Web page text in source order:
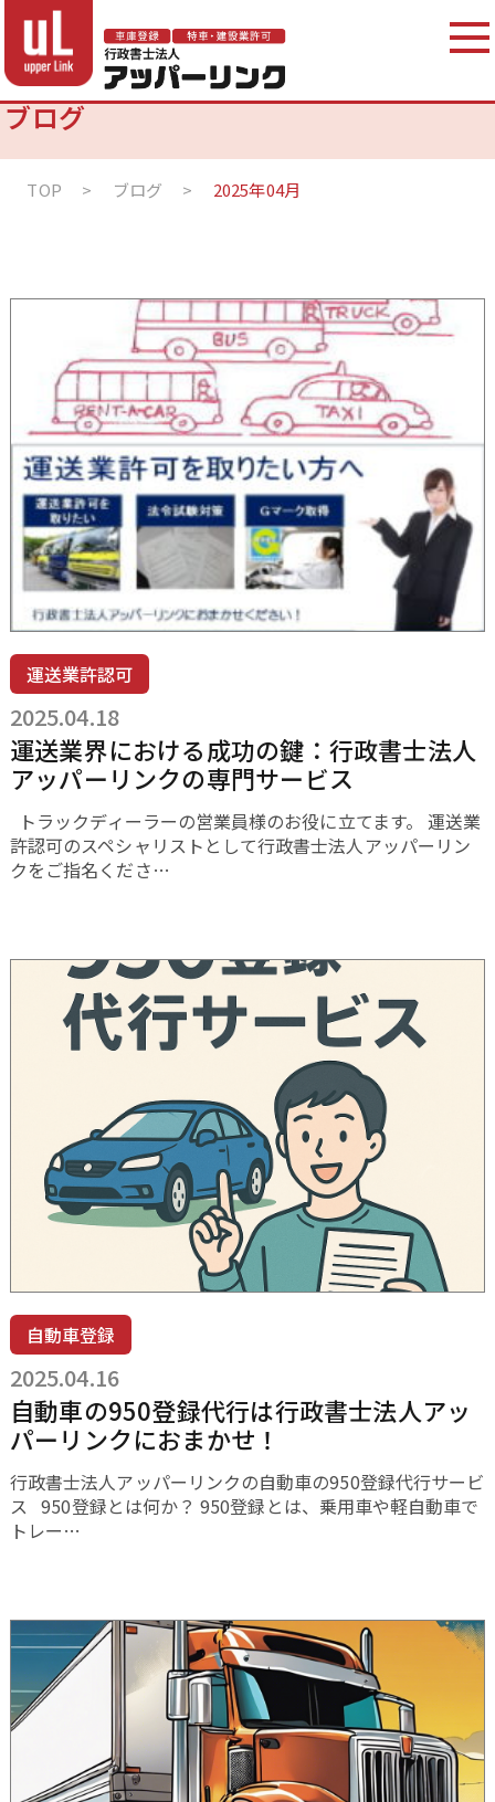
ブログ
TOP > ブログ > 2025年04月
運送業許認可
2025.04.18
運送業界における成功の鍵：行政書士法人
アッパーリンクの専門サービス
トラックディーラーの営業員様のお役に立てます。 運送業
許認可のスペシャリストとして行政書士法人アッパーリン
クをご指名くださ…
自動車登録
2025.04.16
自動車の950登録代行は行政書士法人アッ
パーリンクにおまかせ！
行政書士法人アッパーリンクの自動車の950登録代行サービ
ス 950登録とは何か？ 950登録とは、乗用車や軽自動車で
トレー…